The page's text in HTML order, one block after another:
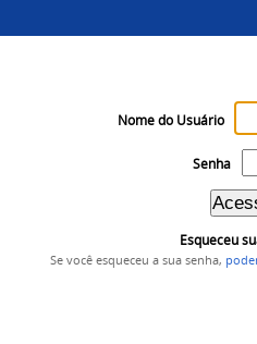
Nome do Usuário
Senha
Esqueceu
Se você esqueceu a sua senha,